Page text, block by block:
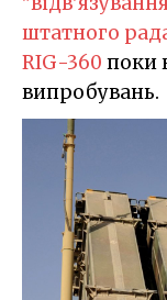
штатного
RIG-360 поки
випробувань.